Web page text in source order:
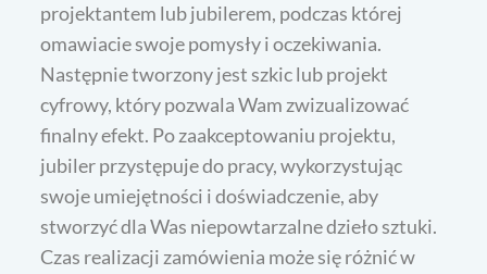
projektantem lub jubilerem, podczas której
omawiacie swoje pomysły i oczekiwania.
Następnie tworzony jest szkic lub projekt
cyfrowy, który pozwala Wam zwizualizować
finalny efekt. Po zaakceptowaniu projektu,
jubiler przystępuje do pracy, wykorzystując
swoje umiejętności i doświadczenie, aby
stworzyć dla Was niepowtarzalne dzieło sztuki.
Czas realizacji zamówienia może się różnić w